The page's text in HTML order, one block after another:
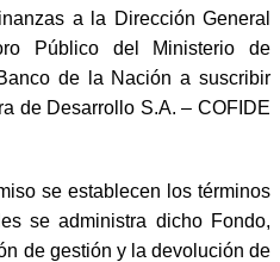
a la Dirección General
Público del Ministerio de
de la Nación a suscribir
de Desarrollo S.A. – COFIDE
se establecen los términos
se administra dicho Fondo,
de gestión y la devolución de